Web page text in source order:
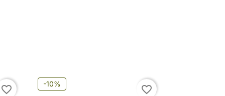
favorite_border -10% favorite_border